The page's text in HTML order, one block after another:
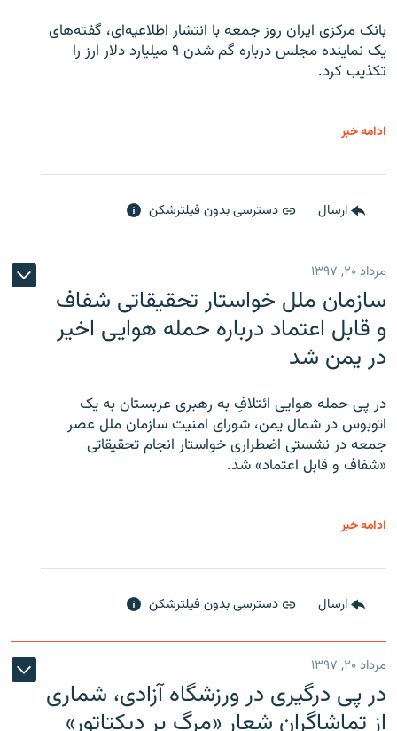
بانک مرکزی ایران روز جمعه با انتشار اطلاعیه‌ای، گفته‌های
یک نماینده مجلس درباره گم شدن ۹ میلیارد دلار ارز را
تکذیب کرد.
ادامه خبر
ارسال دسترسی بدون فیلترشکن
مرداد ۲۰, ۱۳۹۷
سازمان ملل خواستار تحقیقاتی شفاف
و قابل اعتماد درباره حمله هوایی اخیر
در یمن شد
در پی حمله هوایی ائتلافِ به رهبری عربستان به یک
اتوبوس در شمال یمن، شورای امنیت سازمان ملل عصر
جمعه در نشستی اضطراری خواستار انجام تحقیقاتی
«شفاف و قابل اعتماد» شد.
ادامه خبر
ارسال دسترسی بدون فیلترشکن
مرداد ۲۰, ۱۳۹۷
در پی درگیری در ورزشگاه آزادی، شماری